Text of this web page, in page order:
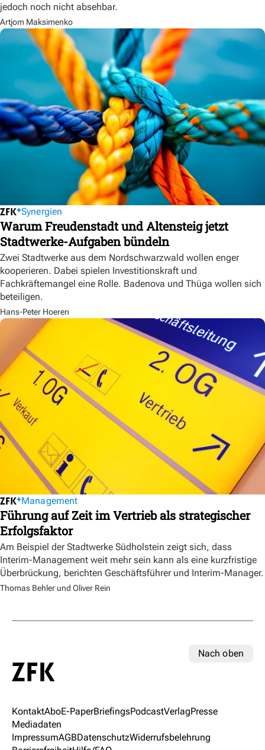
jedoch noch nicht absehbar.
Artjom Maksimenko
Synergien
Warum Freudenstadt und Altensteig jetzt
Stadtwerke-Aufgaben bündeln
Zwei Stadtwerke aus dem Nordschwarzwald wollen enger
kooperieren. Dabei spielen Investitionskraft und
Fachkräftemangel eine Rolle. Badenova und Thüga wollen sich
beteiligen.
Hans-Peter Hoeren
Management
Führung auf Zeit im Vertrieb als strategischer
Erfolgsfaktor
Am Beispiel der Stadtwerke Südholstein zeigt sich, dass
Interim-Management weit mehr sein kann als eine kurzfristige
Überbrückung, berichten Geschäftsführer und Interim-Manager.
Thomas Behler und Oliver Rein
Nach oben
KontaktAboE-PaperBriefingsPodcastVerlagPresse
Mediadaten
ImpressumAGBDatenschutzWiderrufsbelehrung